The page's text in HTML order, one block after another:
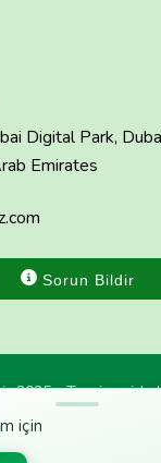
için
Digital Park,
Emirates
Sorun Bildir
2025 - Tavsiyemiz'e